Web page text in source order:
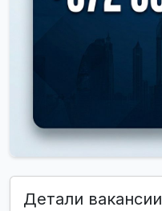
Детали вакансии